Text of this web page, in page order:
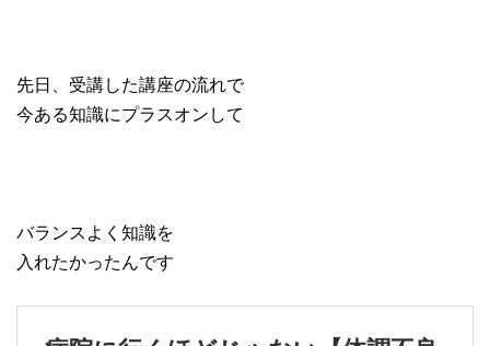
先日、受講した講座の流れで
今ある知識にプラスオンして
バランスよく知識を
入れたかったんです